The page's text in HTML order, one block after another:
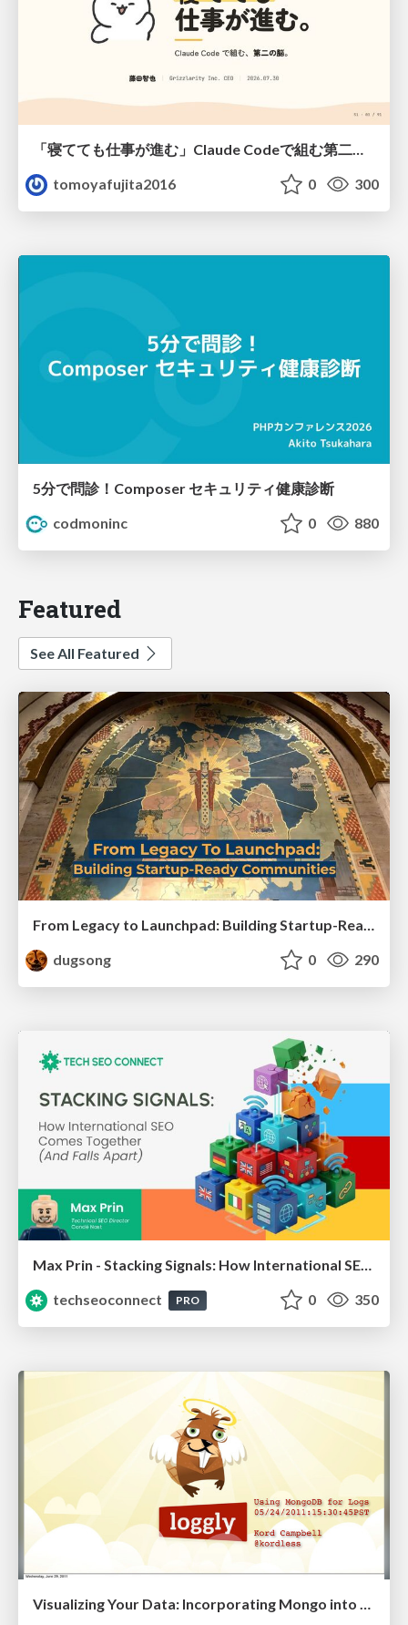
tomoyafujita2016
0 300
5分で問診！Composer セキュリティ健康診断
codmoninc
0 880
Featured
See All Featured
From Legacy to Launchpad: Building Startup-Ready Communities
dugsong
0 290
Max Prin - Stacking Signals: How International SEO Comes Together (And Falls Apart)
techseoconnect
PRO 0 350
Visualizing Your Data: Incorporating Mongo into Loggly Infrastructure